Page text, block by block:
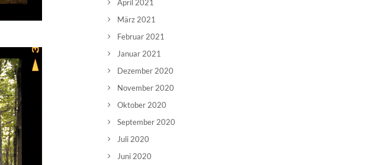
April 2021
März 2021
Februar 2021
Januar 2021
Dezember 2020
November 2020
Oktober 2020
September 2020
Juli 2020
Juni 2020